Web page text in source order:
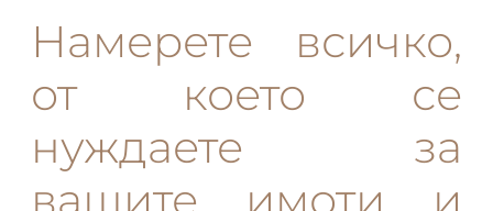
Намерете всичко,
от което се
нуждаете за
вашите имоти и